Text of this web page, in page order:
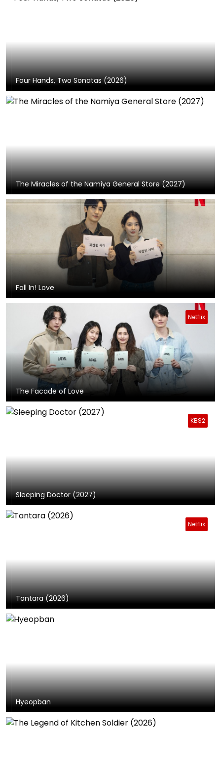
Four Hands, Two Sonatas (2026)
The Miracles of the Namiya General Store (2027)
Fall In! Love
Netflix
The Facade of Love
KBS2
Sleeping Doctor (2027)
Netflix
Tantara (2026)
Hyeopban